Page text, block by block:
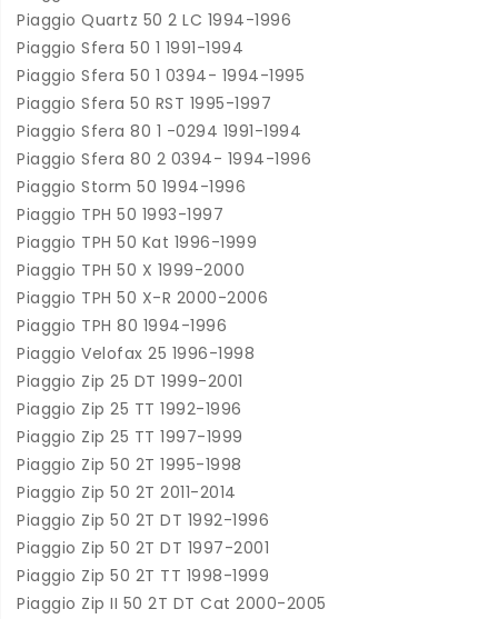
Piaggio Quartz 50 2 LC 1994-1996
Piaggio Sfera 50 1 1991-1994
Piaggio Sfera 50 1 0394- 1994-1995
Piaggio Sfera 50 RST 1995-1997
Piaggio Sfera 80 1 -0294 1991-1994
Piaggio Sfera 80 2 0394- 1994-1996
Piaggio Storm 50 1994-1996
Piaggio TPH 50 1993-1997
Piaggio TPH 50 Kat 1996-1999
Piaggio TPH 50 X 1999-2000
Piaggio TPH 50 X-R 2000-2006
Piaggio TPH 80 1994-1996
Piaggio Velofax 25 1996-1998
Piaggio Zip 25 DT 1999-2001
Piaggio Zip 25 TT 1992-1996
Piaggio Zip 25 TT 1997-1999
Piaggio Zip 50 2T 1995-1998
Piaggio Zip 50 2T 2011-2014
Piaggio Zip 50 2T DT 1992-1996
Piaggio Zip 50 2T DT 1997-2001
Piaggio Zip 50 2T TT 1998-1999
Piaggio Zip II 50 2T DT Cat 2000-2005